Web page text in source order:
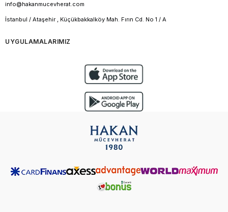
info@hakanmucevherat.com
İstanbul / Ataşehir , Küçükbakkalköy Mah. Fırın Cd. No 1 / A
UYGULAMALARIMIZ